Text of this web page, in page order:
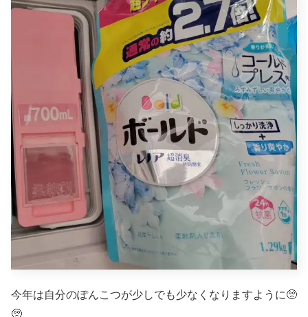
今年は自分のぽんこつが少しでも少なくなりますように🥺
🥺